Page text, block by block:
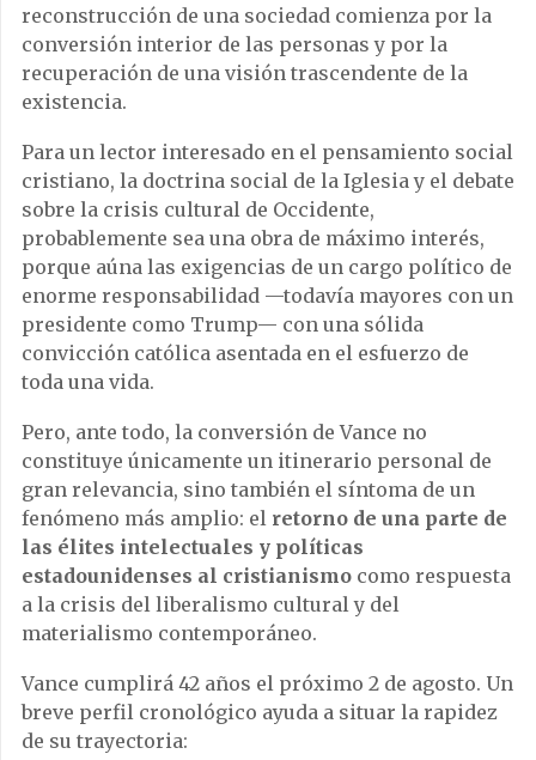
reconstrucción de una sociedad comienza por la
conversión interior de las personas y por la
recuperación de una visión trascendente de la
existencia.
Para un lector interesado en el pensamiento social
cristiano, la doctrina social de la Iglesia y el debate
sobre la crisis cultural de Occidente,
probablemente sea una obra de máximo interés,
porque aúna las exigencias de un cargo político de
enorme responsabilidad —todavía mayores con un
presidente como Trump— con una sólida
convicción católica asentada en el esfuerzo de
toda una vida.
Pero, ante todo, la conversión de Vance no
constituye únicamente un itinerario personal de
gran relevancia, sino también el síntoma de un
fenómeno más amplio: el retorno de una parte de
las élites intelectuales y políticas
estadounidenses al cristianismo como respuesta
a la crisis del liberalismo cultural y del
materialismo contemporáneo.
Vance cumplirá 42 años el próximo 2 de agosto. Un
breve perfil cronológico ayuda a situar la rapidez
de su trayectoria: